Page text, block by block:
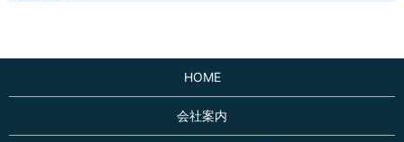
HOME
会社案内